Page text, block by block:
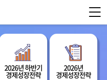
2026년 하반기
경제성장전략
2026년
경제성장전략